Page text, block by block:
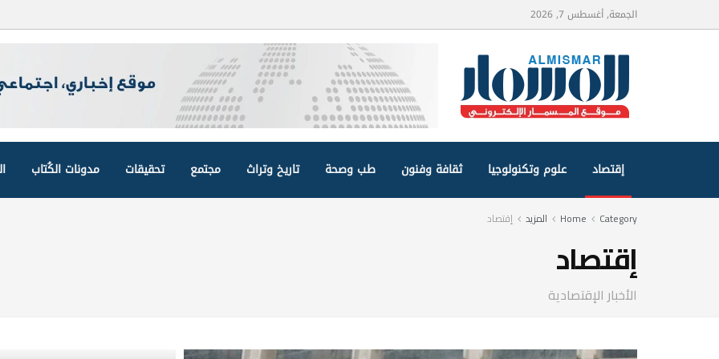
الجمعة, أغسطس 7, 2026
إقتصاد علوم وتكنولوجيا ثقافة وفنون طب وصحة تاريخ وتراث مجتمع تحقيقات مدونات الكُتاب
Home Category المزيد إقتصاد
إقتصاد
الأخبار الإقتصادية